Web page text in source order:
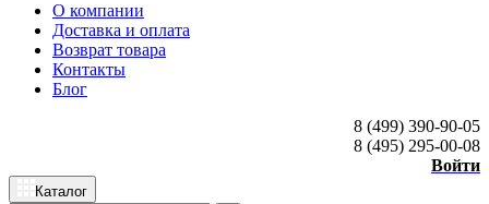
О компании
Доставка и оплата
Возврат товара
Контакты
Блог
8 (499) 390-90-05
8 (495) 295-00-08
Войти
Каталог